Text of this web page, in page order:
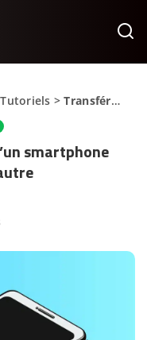
Tutoriels >Transférer les données d’un smartphone Android à un autre
smartphone